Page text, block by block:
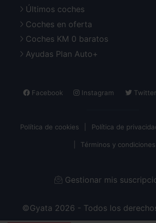
Últimos coches
Coches en oferta
Coches KM 0 baratos
Ayudas Plan Auto+
Facebook Instagram Twitter
Política de cookies Política de
Términos y condiciones
Gestionar mis
©Gyata 2026 - Todos los